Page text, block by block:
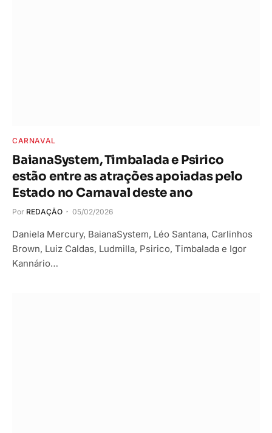
CARNAVAL
BaianaSystem, Timbalada e Psirico
estão entre as atrações apoiadas pelo
Estado no Carnaval deste ano
Por REDAÇÃO 05/02/2026
Daniela Mercury, BaianaSystem, Léo Santana, Carlinhos
Brown, Luiz Caldas, Ludmilla, Psirico, Timbalada e Igor
Kannário…